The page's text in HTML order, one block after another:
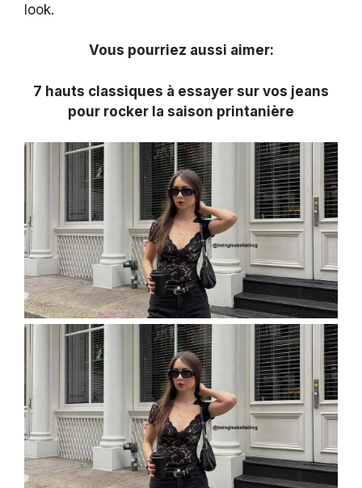
look.
Vous pourriez aussi aimer:
7 hauts classiques à essayer sur vos jeans
pour rocker la saison printanière